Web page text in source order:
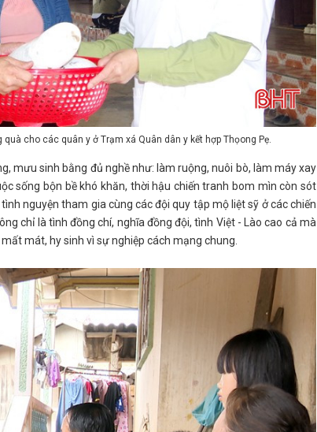
cho các quân y ở Trạm xá Quân dân y kết hợp Thọong Pẹ.
mưu sinh bằng đủ nghề như: làm ruộng, nuôi bò, làm máy xay
sống bộn bề khó khăn, thời hậu chiến tranh bom mìn còn sót
nguyện tham gia cùng các đội quy tập mộ liệt sỹ ở các chiến
chỉ là tình đồng chí, nghĩa đồng đội, tình Việt - Lào cao cả mà
mát, hy sinh vì sự nghiệp cách mạng chung.